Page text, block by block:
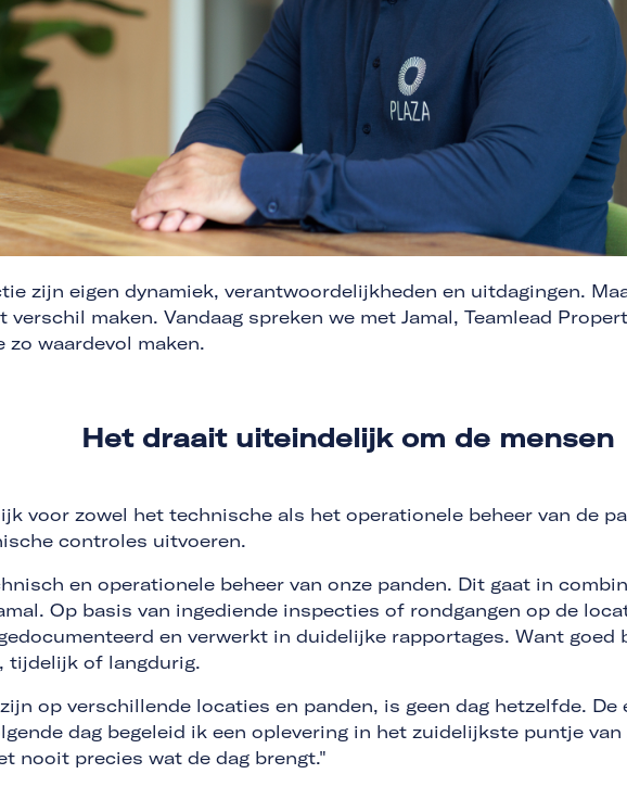
zijn eigen dynamiek, verantwoordelijkheden en uitdagingen.
verschil maken. Vandaag spreken we met Jamal, Teamlead
waardevol maken.
Het draait uiteindelijk om de mensen
voor zowel het technische als het operationele beheer van de
controles uitvoeren.
en operationele beheer van onze panden. Dit gaat in
Op basis van ingediende inspecties of rondgangen op de
en verwerkt in duidelijke rapportages. Want
tijdelijk of langdurig.
op verschillende locaties en panden, is geen dag hetzelfde.
dag begeleid ik een oplevering in het zuidelijkste puntje
nooit precies wat de dag brengt."